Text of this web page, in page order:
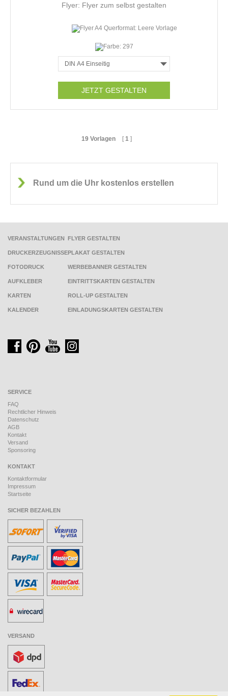
Flyer: Flyer zum selbst gestalten
JETZT GESTALTEN
19 Vorlagen [ 1 ]
Rund um die Uhr kostenlos erstellen
VERANSTALTUNGEN
DRUCKERZEUGNISSE
FOTODRUCK
AUFKLEBER
KARTEN
KALENDER
FLYER GESTALTEN
PLAKAT GESTALTEN
WERBEBANNER GESTALTEN
EINTRITTSKARTEN GESTALTEN
ROLL-UP GESTALTEN
EINLADUNGSKARTEN GESTALTEN
SERVICE
FAQ
Rechtlicher Hinweis
Datenschutz
AGB
Kontakt
Versand
Sponsoring
KONTAKT
Kontaktformular
Impressum
Startseite
SICHER BEZAHLEN
VERSAND